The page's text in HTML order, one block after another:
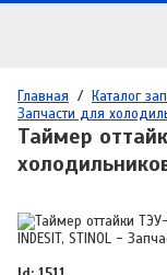
Главная / Каталог
Запчасти для
Таймер